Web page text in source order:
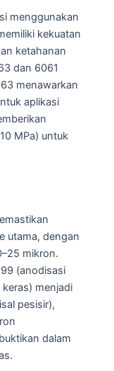
menggunakan
kekuatan
ketahanan
dan 6061
menawarkan
aplikasi
MPa) untuk
utama, dengan
mikron.
(anodisasi
menjadi
pesisir),
dalam